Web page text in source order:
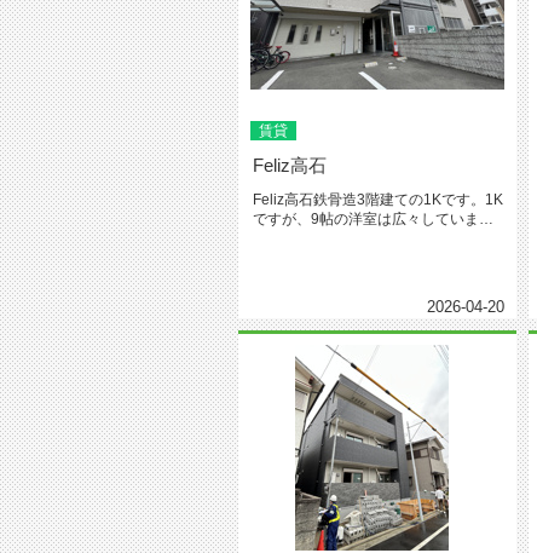
賃貸
Feliz高石
Feliz高石鉄骨造3階建ての1Kです。1K
ですが、9帖の洋室は広々していま
2026-04-20